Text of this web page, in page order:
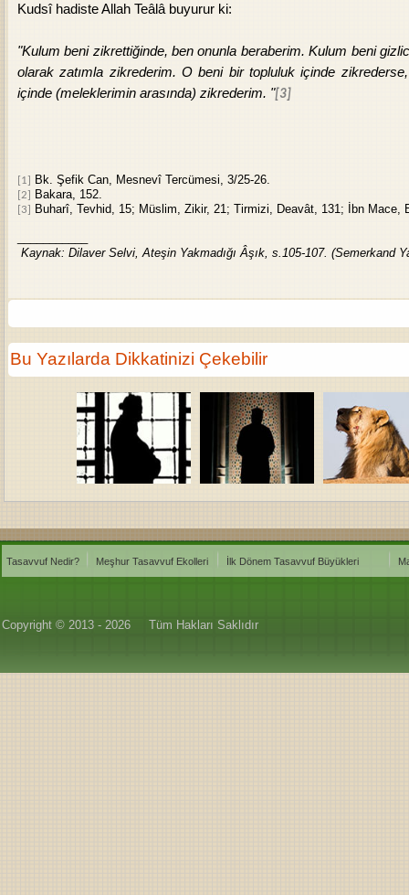
Kudsî hadiste Allah Teâlâ buyurur ki:
"Kulum beni zikrettiğinde, ben onunla beraberim. Kulum beni
olarak zatımla zikrederim. O beni bir topluluk içinde
içinde (meleklerimin arasında) zikrederim. "[3]
[1] Bk. Şefik Can, Mesnevî Tercümesi, 3/25-26.
[2] Bakara, 152.
[3] Buharî, Tevhid, 15; Müslim, Zikir, 21; Tirmizi, Deavât, 131; İbn Mace,
Kaynak: Dilaver Selvi, Ateşin Yakmadığı Âşık, s.105-107. (Semerkand
Bu Yazılarda Dikkatinizi Çekebilir
Tasavvuf Nedir? Meşhur Tasavvuf Ekolleri İlk Dönem Tasavvuf Büyükleri
Copyright © 2013 - 2026 Tüm Hakları Saklıdır